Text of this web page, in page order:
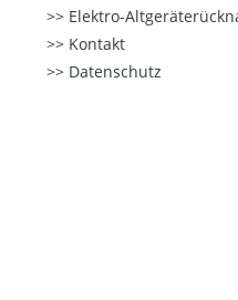
Elektro-
Kontakt
Datenschutz